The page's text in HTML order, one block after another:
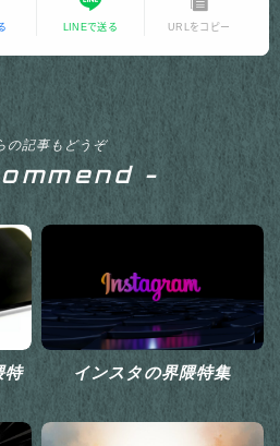
LINEで送る URLをコピー
の記事もどうぞ
-
特
インスタの界隈特集